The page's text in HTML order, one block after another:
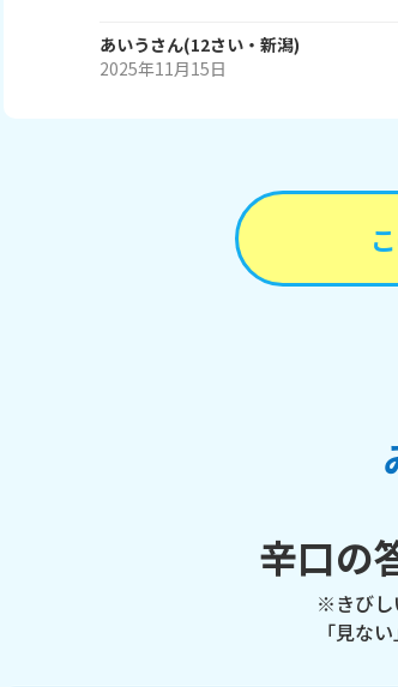
あいうさん(12さい・ 新潟)
2025年11月15日
辛口の
※きびし
「見な